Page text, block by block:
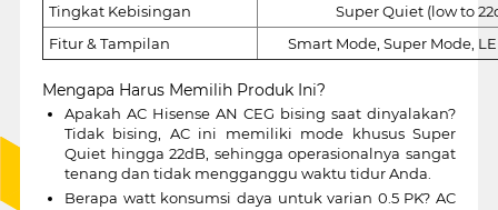
Tingkat Kebisingan
Super Quiet (low to
Fitur & Tampilan
Smart Mode, Super Mode,
Mengapa Harus Memilih Produk Ini?
Apakah AC Hisense AN CEG bising saat dinyalakan?
Tidak bising, AC ini memiliki mode khusus Super
Quiet hingga 22dB, sehingga operasionalnya sangat
tenang dan tidak mengganggu waktu tidur Anda.
Berapa watt konsumsi daya untuk varian 0.5 PK? AC